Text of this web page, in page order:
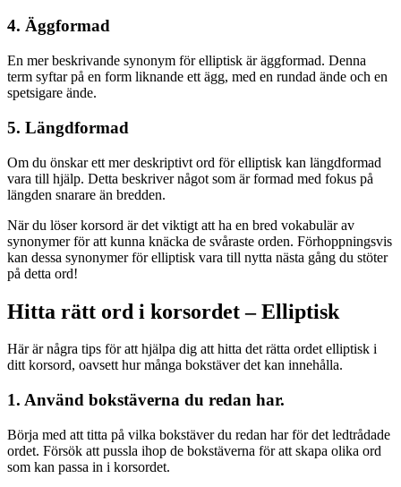
4. Äggformad
En mer beskrivande synonym för elliptisk är äggformad. Denna
term syftar på en form liknande ett ägg, med en rundad ände och en
spetsigare ände.
5. Längdformad
Om du önskar ett mer deskriptivt ord för elliptisk kan längdformad
vara till hjälp. Detta beskriver något som är formad med fokus på
längden snarare än bredden.
När du löser korsord är det viktigt att ha en bred vokabulär av
synonymer för att kunna knäcka de svåraste orden. Förhoppningsvis
kan dessa synonymer för elliptisk vara till nytta nästa gång du stöter
på detta ord!
Hitta rätt ord i korsordet – Elliptisk
Här är några tips för att hjälpa dig att hitta det rätta ordet elliptisk i
ditt korsord, oavsett hur många bokstäver det kan innehålla.
1. Använd bokstäverna du redan har.
Börja med att titta på vilka bokstäver du redan har för det ledtrådade
ordet. Försök att pussla ihop de bokstäverna för att skapa olika ord
som kan passa in i korsordet.